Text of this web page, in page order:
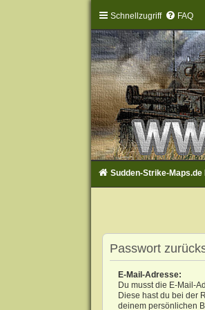
Schnellzugriff FAQ
Sudden-Strike-Maps.de
Passwort
E-Mail-Adresse:
Du musst die E-Mail-
Diese hast du bei der
deinem persönlichen